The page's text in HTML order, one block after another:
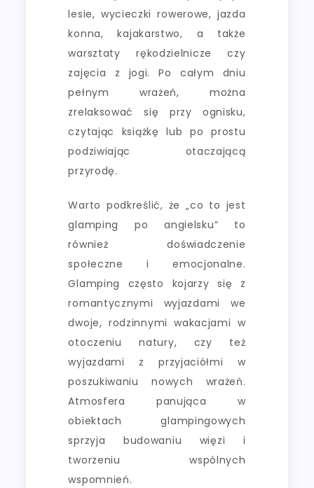
lesie, wycieczki rowerowe, jazda
konna, kajakarstwo, a także
warsztaty rękodzielnicze czy
zajęcia z jogi. Po całym dniu
pełnym wrażeń, można
zrelaksować się przy ognisku,
czytając książkę lub po prostu
podziwiając otaczającą
przyrodę.
Warto podkreślić, że „co to jest
glamping po angielsku” to
również doświadczenie
społeczne i emocjonalne.
Glamping często kojarzy się z
romantycznymi wyjazdami we
dwoje, rodzinnymi wakacjami w
otoczeniu natury, czy też
wyjazdami z przyjaciółmi w
poszukiwaniu nowych wrażeń.
Atmosfera panująca w
obiektach glampingowych
sprzyja budowaniu więzi i
tworzeniu wspólnych
wspomnień.